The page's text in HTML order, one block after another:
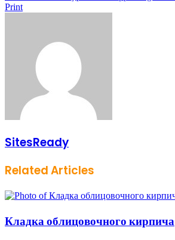
Print
SitesReady
Related Articles
Кладка облицовочного кирпича